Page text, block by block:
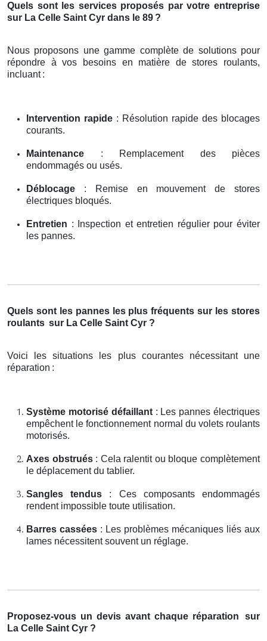
Quels sont les services proposés par votre entreprise
sur La Celle Saint Cyr dans le 89 ?
Nous proposons une gamme complète de solutions pour
répondre à vos besoins en matière de stores roulants,
incluant :
Intervention rapide : Résolution rapide des blocages
courants.
Maintenance : Remplacement des pièces
endommagés ou usés.
Déblocage : Remise en mouvement de stores
électriques bloqués.
Entretien : Inspection et entretien régulier pour éviter
les pannes.
Quels sont les pannes les plus fréquents sur les stores
roulants sur La Celle Saint Cyr ?
Voici les situations les plus courantes nécessitant une
réparation :
Système motorisé défaillant: Les pannes électriques
empêchent le fonctionnement normal du volets roulants
motorisés.
Axes obstrués: Cela ralentit ou bloque complètement
le déplacement du tablier.
Sangles tendus : Ces composants endommagés
rendent impossible toute utilisation.
Barres cassées : Les problèmes mécaniques liés aux
lames nécessitent souvent un réglage.
Proposez-vous un devis avant chaque réparation
sur
La Celle Saint Cyr ?